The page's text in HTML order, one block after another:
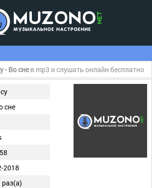
- Во снев mp3 и слушать онлайн бесплатно
сне
2018
раз(а)